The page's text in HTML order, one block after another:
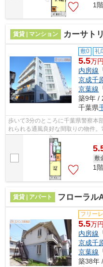
1
賃貸 | マンション カーサト
敷0 礼
5.5万円
内房線
京成千
京葉線
築9年 /
千葉県
歩いて3分のところに千葉県警察本
れられる通風良好な間取りの物件
利用可能な物件です。気になるイチ
敷
1
賃貸 | アパート フローラル
フリー
5.5万円
内房線
京成千
京葉線
築38年